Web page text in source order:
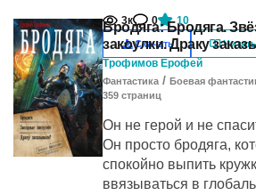
3к 0 10
Скачать Читать
Бродяга: Бродяга.
закоулки. Драку
Трофимов Ерофей
Фантастика / Боевая
359 cтраниц
Он не герой и не
Он просто бродяга,
спокойно выпить
ввязываться в